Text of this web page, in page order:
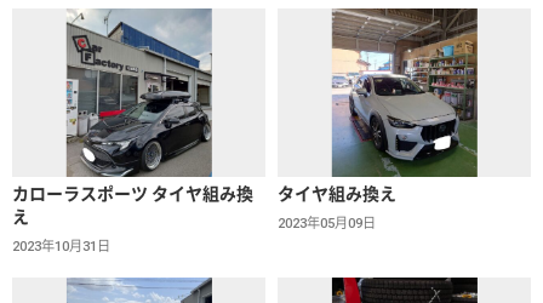
カローラスポーツ タイヤ組み換
え
2023年10月31日
タイヤ組み換え
2023年05月09日